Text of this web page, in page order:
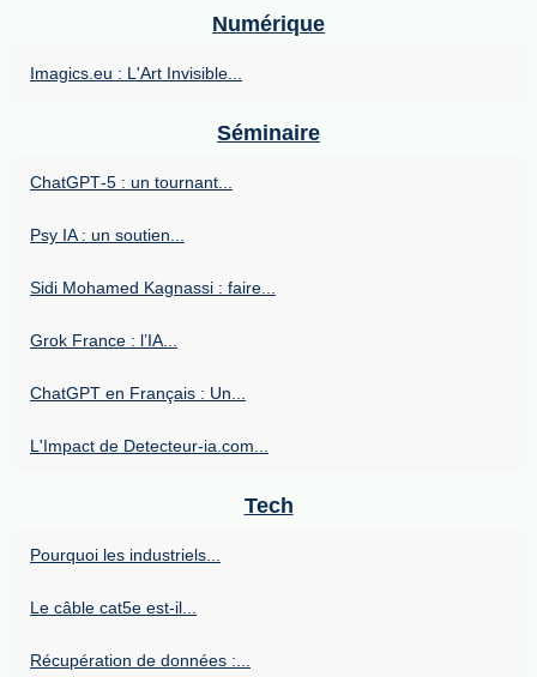
Numérique
Imagics.eu : L'Art Invisible...
Séminaire
ChatGPT‑5 : un tournant...
Psy IA : un soutien...
Sidi Mohamed Kagnassi : faire...
Grok France : l’IA...
ChatGPT en Français : Un...
L'Impact de Detecteur-ia.com...
Tech
Pourquoi les industriels...
Le câble cat5e est-il...
Récupération de données :...